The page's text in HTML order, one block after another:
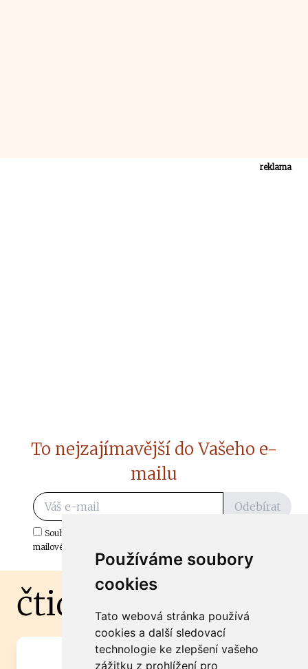
Používáme soubory
cookies
Tato webová stránka používá
cookies a další sledovací
technologie ke zlepšení vašeho
zážitku z prohlížení pro
reklama
To nejzajímavější do Vašeho e-
mailu
Odebírat
Souhlasím s odběrem důležitých zpráv ze ČtiDoma.cz do mé e-
mailové schránky.
čtidoma.cz
Máte zajímavou informaci? Chcete